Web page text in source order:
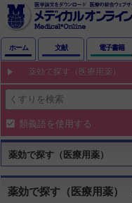
ホーム 文献 電子書籍
薬効で探す（医療用薬）
類義語を使用する
薬効で探す（医療用薬）
薬効で探す（医療用薬）